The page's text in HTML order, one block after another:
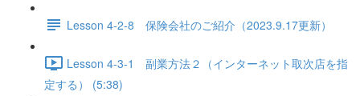
Lesson 4-2-8 保険会社のご紹介（2023.9.17更新）
Lesson 4-3-1 副業方法２（インターネット取次店を指
定する） (5:38)